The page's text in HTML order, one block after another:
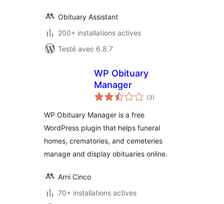
Obituary Assistant
200+ installations actives
Testé avec 6.8.7
WP Obituary
Manager
(3notes
en
)
WP Obituary Manager is a free
WordPress plugin that helps funeral
homes, crematories, and cemeteries
manage and display obituaries online.
Arni Cinco
70+ installations actives